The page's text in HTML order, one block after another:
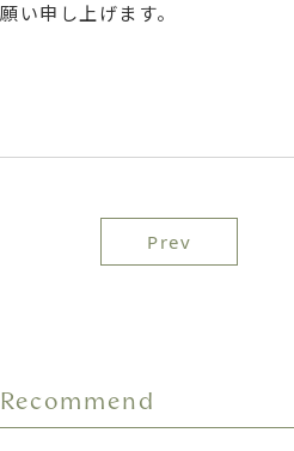
願い申し上げます。
ビ
ゲ
Prev
Recommend